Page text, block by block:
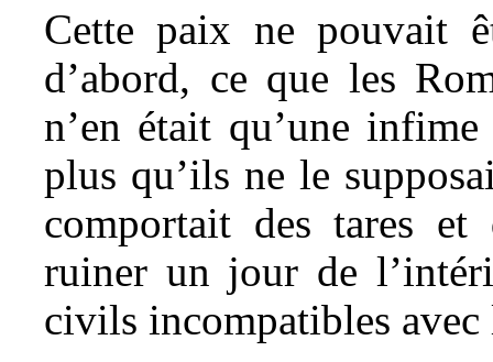
Cette paix ne pouvait
d’abord, ce que les
n’en était qu’une
plus qu’ils ne le
comportait des tares
ruiner un jour de
civils incompatibles avec